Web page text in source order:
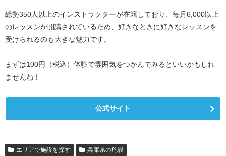
総勢350人以上のインストラクターが在籍しており、毎月6,000以上
のレッスンが開講されているため、好きなときに好きなレッスンを
受けられるのも大きな魅力です。
まずは100円（税込）体験で雰囲気をつかんでみるといいかもしれ
ませんね！
公式サイト
エリアで施設を探す 兵庫県の施設